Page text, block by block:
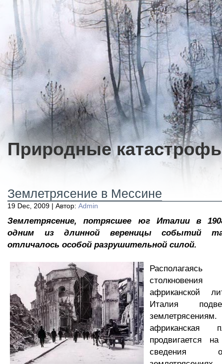
Природные
Землетрясение в Мессине
19 Dec, 2009 | Автор: Admin
Землетрясение, потрясшее юг Италии в
одним из длинной вереницы событий
отличалось особой разрушительной силой.
африканской
Италия
африканская
продвигается
сведения